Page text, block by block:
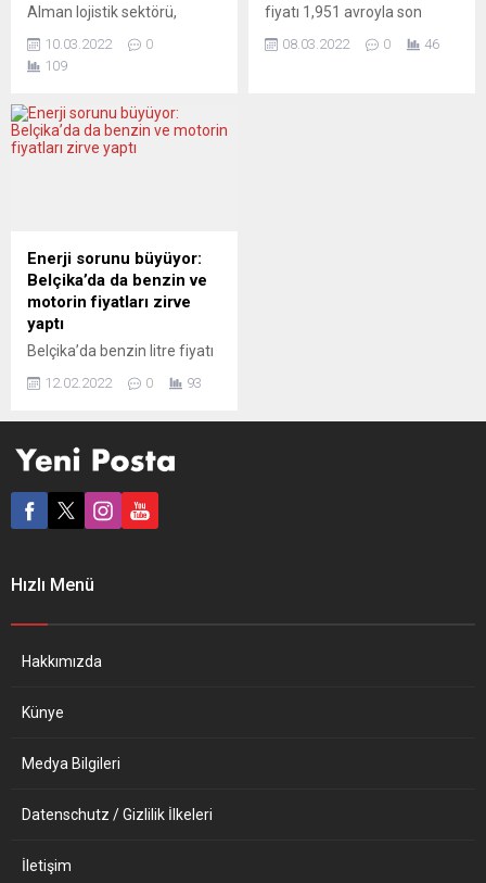
Alman lojistik sektörü,
saldırısı nedeniyle tüm
zamanların en yüksek
fiyatları için kamu yardımı
çağrısında bulundu. Alman
sektörleri için temel bir yük
haline geldiği belirtildi.
Açıklamada, “Lojistik ve
yolcu taşıma sektöründeki
şirketler motorin...
10.03.2022
0
109
fiyatı 1,951 avroyla son
çıktı. Belçika Federal
08.03.2022 0 46
Enerji sorunu büyüyor:
Belçika’da da benzin ve
motorin fiyatları zirve
yaptı
Belçika’da benzin litre fiyatı
yılın en yüksek seviyesine
fiyatlarındaki artış nedeniyle
yükseldiğini açıkladı. Buna
göre, 95 oktan E10 benzinin
1,908 avroya, B7 motorinin
12.02.2022 0 93
Hızlı Menü
Hakkımızda
Künye
Medya Bilgileri
Datenschutz / Gizlilik İlkeleri
İletişim